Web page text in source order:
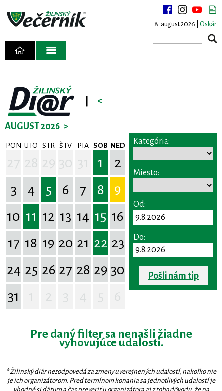
8. august 2026 | Oskár
<
AUGUST 2026 >
PON UTO STR ŠTV PIA SOB NED
1
2
3
4 5 6 7 8
9
10 11 12 13 14 15 16
17 18 19 20 21 22 23
24 25 26 27 28 29 30
31
Kategória:
Miesto:
Od:
Do:
Pošli nám tip
Pre daný filter sa nenašli žiadne
vyhovujúce udalosti.
* Žilinský diár nezodpovedá za zmeny uverejnených udalostí, nakoľko nie
je ich organizátorom. Pred termínom konania sa jednotlivých udalostí je
vhodné si dátum a čas preveriť u organizátora aj z toho dôvodu, že na